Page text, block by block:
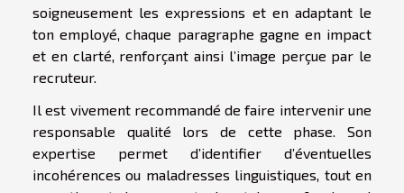
soigneusement les expressions et en adaptant le
ton employé, chaque paragraphe gagne en impact
et en clarté, renforçant ainsi l’image perçue par le
recruteur.
Il est vivement recommandé de faire intervenir une
responsable qualité lors de cette phase. Son
expertise permet d’identifier d’éventuelles
incohérences ou maladresses linguistiques, tout en